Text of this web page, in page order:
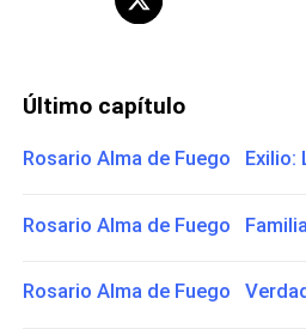
Último capítulo
Rosario Alma de Fuego Exilio:
Rosario Alma de Fuego
Rosario Alma de Fuego